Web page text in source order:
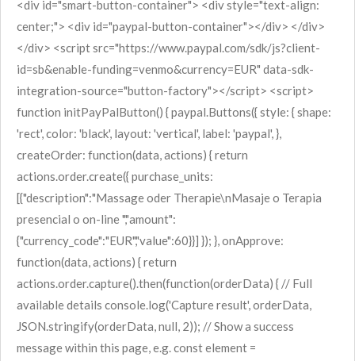
<div id="smart-button-container"> <div style="text-align:
center;"> <div id="paypal-button-container"></div> </div>
</div> <script src="https://www.paypal.com/sdk/js?client-
id=sb&enable-funding=venmo&currency=EUR" data-sdk-
integration-source="button-factory"></script> <script>
function initPayPalButton() { paypal.Buttons({ style: { shape:
'rect', color: 'black', layout: 'vertical', label: 'paypal', },
createOrder: function(data, actions) { return
actions.order.create({ purchase_units:
[{"description":"Massage oder Therapie\nMasaje o Terapia
presencial o on-line ","amount":
{"currency_code":"EUR","value":60}}] }); }, onApprove:
function(data, actions) { return
actions.order.capture().then(function(orderData) { // Full
available details console.log('Capture result', orderData,
JSON.stringify(orderData, null, 2)); // Show a success
message within this page, e.g. const element =